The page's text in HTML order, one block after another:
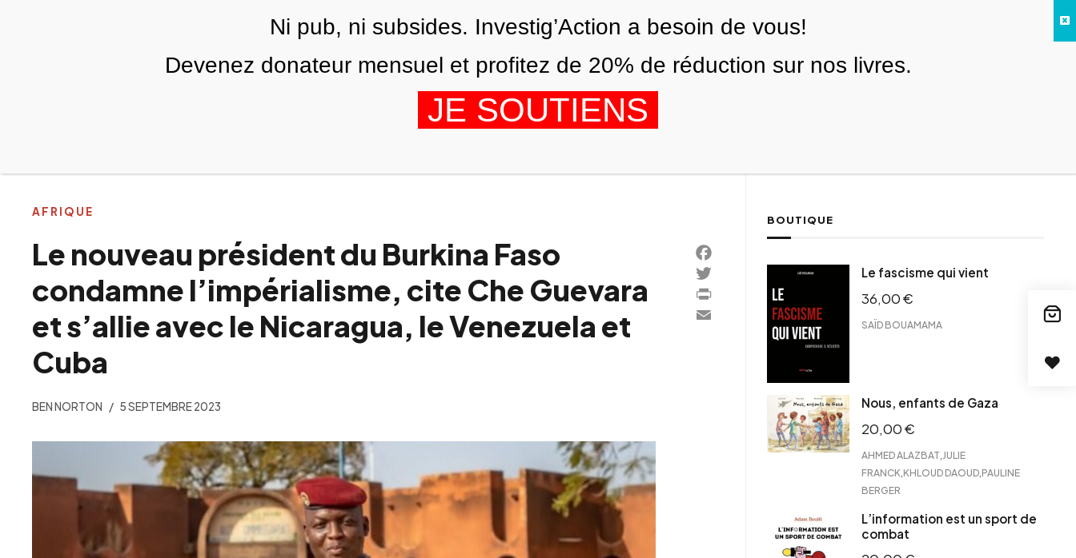
NOUS AGENDA
Le nouveau président du Burkina Faso
condamne l’impérialisme, cite Che Guevara
et s’allie avec le Nicaragua, le Venezuela et
Cuba
BEN NORTON 5 SEPTEMBRE 2023
AFRIQUE
Facebook
Twitter
PrintFriendly
Email
BOUTIQUE
Le fascisme qui vient
36,00€
SAÏD BOUAMAMA
Nous, enfants de Gaza
20,00€
AHMED ALAZBAT JULIE
FRANCK KHLOUD DAOUD PAULINE
BERGER
L’information est un sport de
combat
Ni pub, ni subsides. Investig’Action a besoin de vous!
Devenez donateur mensuel et profitez de 20% de réduction sur nos livres.
JE SOUTIENS